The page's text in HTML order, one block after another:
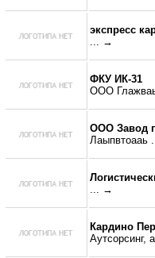
экспресс
... →
ФКУ ИК-31
ООО
ООО Завод
Лаыпвтоааь
... →
Кардино
Аутсорсинг,